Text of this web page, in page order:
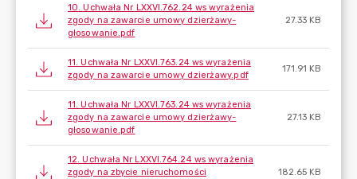
10. Uchwała Nr LXXVI.762.24 ws wyrażenia
zgody na zawarcie umowy dzierżawy-
głosowanie.pdf
27.33 KB
11. Uchwała Nr LXXVI.763.24 ws wyrażenia
zgody na zawarcie umowy dzierżawy.pdf
171.91 KB
11. Uchwała Nr LXXVI.763.24 ws wyrażenia
zgody na zawarcie umowy dzierżawy-
głosowanie.pdf
27.13 KB
12. Uchwała Nr LXXVI.764.24 ws wyrażenia
zgody na zbycie nieruchomości
182.65 KB